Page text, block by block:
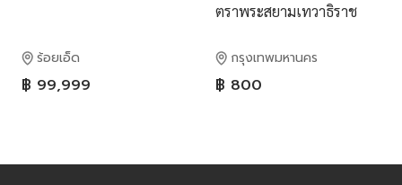
ร้อยเอ็ด
฿ 99,999
ตราพระสยามเทวาธิราช
กรุงเทพมหานคร
฿ 800